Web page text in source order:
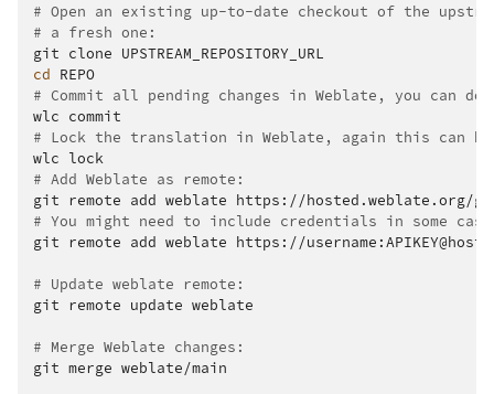
# Open an existing up-to-date checkout of the
# a fresh one:
git clone
cd
# Commit all pending changes in Weblate, you can
wlc
# Lock the translation in Weblate, again this can
wlc
# Add Weblate as remote:
git remote add weblate
# You might need to include credentials in some
git remote add weblate https://
# Update weblate remote:
git remote update weblate
# Merge Weblate changes:
git merge weblate/main